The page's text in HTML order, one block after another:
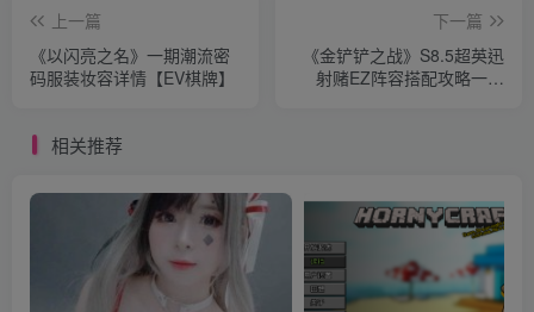
上一篇
《以闪亮之名》一期潮流密
码服装妆容详情【EV棋牌】
下一篇
《金铲铲之战》S8.5超英迅
射赌EZ阵容搭配攻略一览
相关推荐